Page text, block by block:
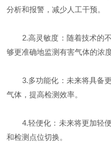
分析和报警，减少人工干预。
2.高灵敏度：随着技术的不
够更准确地监测有害气体的浓度
3.多功能化：未来将具备
气体，提高检测效率。
4.轻便化：未来将更加轻
和检测点位切换。